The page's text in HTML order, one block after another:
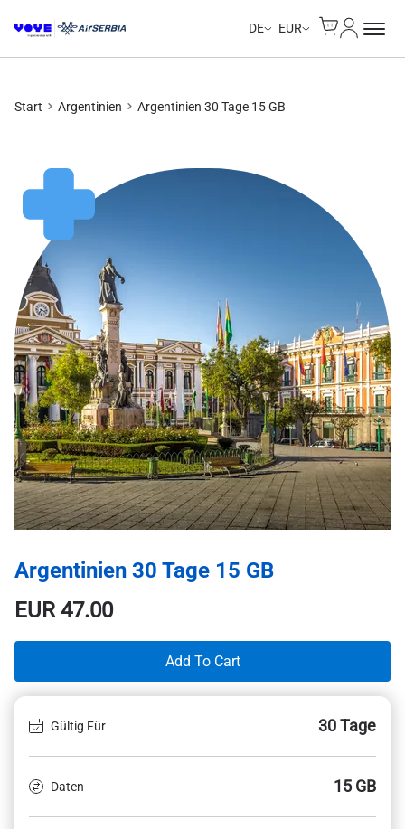
DE EUR
Start Argentinien Argentinien 30 Tage 15 GB
Argentinien 30 Tage 15 GB
EUR47.00
Add To Cart
Gültig Für 30 Tage
Daten 15 GB